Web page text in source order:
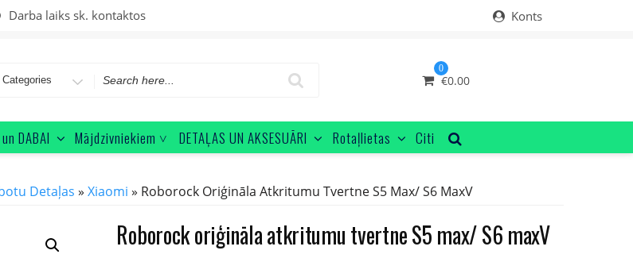
Darba laiks sk. kontaktos Konts
0
€0.00
DABAI Mājdzivniekiem ˅ DETAĻAS UN AKSESUĀRI Rotaļlietas Citi
Detaļas » Xiaomi » Roborock Oriģināla Atkritumu Tvertne S5 Max/ S6 MaxV
Roborock oriģināla atkritumu tvertne S5 max/ S6 maxV